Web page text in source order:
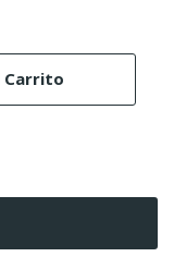
Carrito